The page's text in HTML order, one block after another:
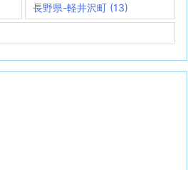
長野県-軽井沢町 (13)